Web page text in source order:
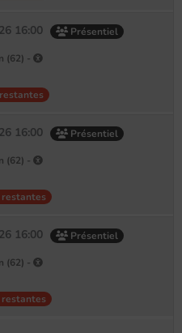
16:00 Présentiel
(62) -
16:00 Présentiel
(62) -
restantes
16:00 Présentiel
(62) -
restantes